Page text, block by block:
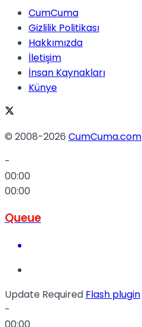
CumCuma
Gizlilik Politikası
Hakkımızda
İletişim
İnsan Kaynakları
Künye
© 2008-2026 CumCuma.com
-
00:00
00:00
Queue
Update Required Flash plugin
-